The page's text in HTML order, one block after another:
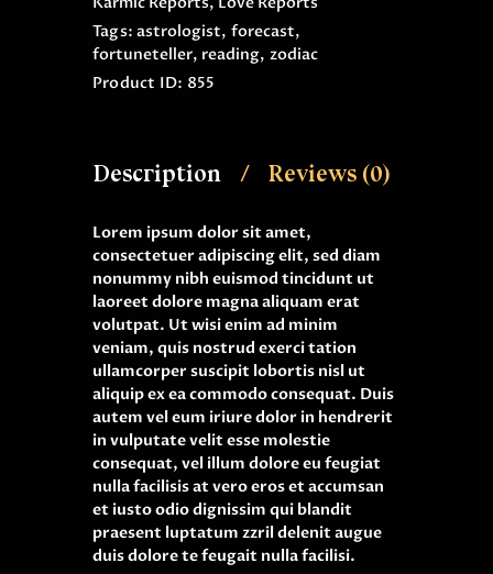
Tags:astrologist, forecast,
fortuneteller, reading, zodiac
Product ID: 855
Description Reviews (0)
Lorem ipsum dolor sit amet,
consectetuer adipiscing elit, sed diam
nonummy nibh euismod tincidunt ut
laoreet dolore magna aliquam erat
volutpat. Ut wisi enim ad minim
veniam, quis nostrud exerci tation
ullamcorper suscipit lobortis nisl ut
aliquip ex ea commodo consequat. Duis
autem vel eum iriure dolor in hendrerit
in vulputate velit esse molestie
consequat, vel illum dolore eu feugiat
nulla facilisis at vero eros et accumsan
et iusto odio dignissim qui blandit
praesent luptatum zzril delenit augue
duis dolore te feugait nulla facilisi.